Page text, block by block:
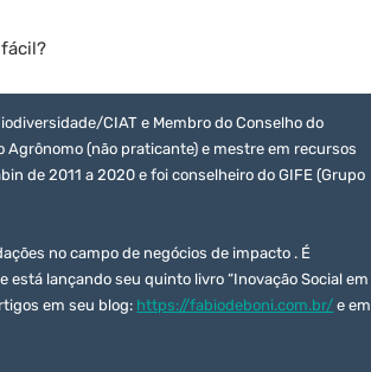
CIAT e Membro do Conselho do
Agrônomo (não praticante) e mestre em recursos
de 2011 a 2020 e foi conselheiro do GIFE (Grupo
no campo de negócios de impacto . É
está lançando seu quinto livro “Inovação Social em
em seu blog: https://fabiodeboni.com.br/ e em